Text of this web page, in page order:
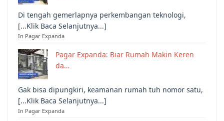
Di tengah gemerlapnya perkembangan teknologi,
[...Klik Baca Selanjutnya...]
In Pagar Expanda
Pagar Expanda: Biar Rumah Makin Keren
da…
Gak bisa dipungkiri, keamanan rumah tuh nomor satu,
[...Klik Baca Selanjutnya...]
In Pagar Expanda